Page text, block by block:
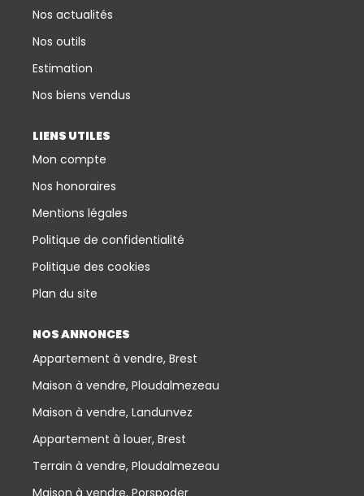
Nos actualités
Nos outils
Estimation
Nos biens vendus
LIENS UTILES
Mon compte
Nos honoraires
Mentions légales
Politique de confidentialité
Politique des cookies
Plan du site
NOS ANNONCES
Appartement à vendre, Brest
Maison à vendre, Ploudalmezeau
Maison à vendre, Landunvez
Appartement à louer, Brest
Terrain à vendre, Ploudalmezeau
Maison à vendre, Porspoder